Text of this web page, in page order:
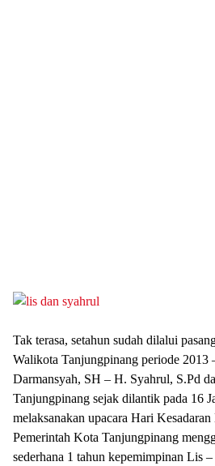
Tak terasa, setahun sudah dilalui
Walikota Tanjungpinang periode 2013
Darmansyah, SH – H. Syahrul, S.Pd
Tanjungpinang sejak dilantik pada 16
melaksanakan upacara Hari
Pemerintah Kota Tanjungpinang
sederhana 1 tahun kepemimpinan Lis